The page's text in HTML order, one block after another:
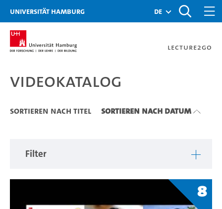
Zu den Filtern
Zur Metanavigation
Zur Hauptnavigation
Zur Suche
Zum Inhalt
Zum Seitenfuss
Universität Hamburg de
Lecture2Go
Videokatalog
Videokatalog
Sortieren nach Titel Sortieren nach Datum
Filter
8